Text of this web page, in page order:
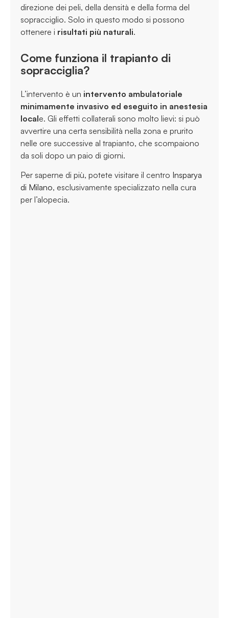
direzione dei peli, della densità e della forma del
sopracciglio. Solo in questo modo si possono
ottenere i risultati più naturali.
Come funziona il trapianto di
sopracciglia?
L’intervento è un intervento ambulatoriale
minimamente invasivo ed eseguito in anestesia
locale. Gli effetti collaterali sono molto lievi: si può
avvertire una certa sensibilità nella zona e prurito
nelle ore successive al trapianto, che scompaiono
da soli dopo un paio di giorni.
Per saperne di più, potete visitare il centro Insparya
di Milano, esclusivamente specializzato nella cura
per l’alopecia.